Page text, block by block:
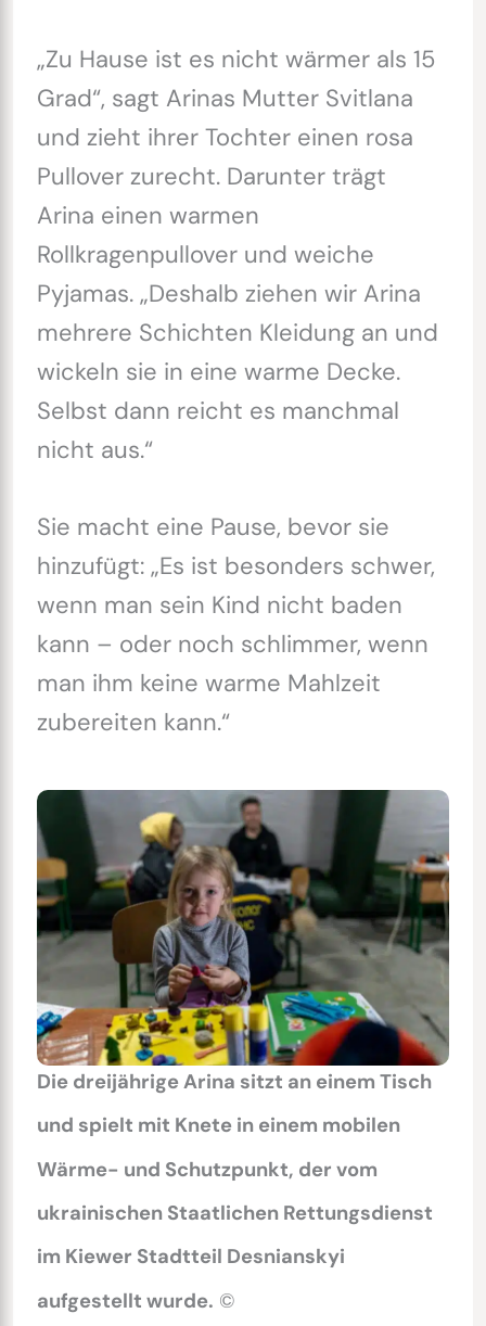
„Zu Hause ist es nicht wärmer als 15
Grad“, sagt Arinas Mutter Svitlana
und zieht ihrer Tochter einen rosa
Pullover zurecht. Darunter trägt
Arina einen warmen
Rollkragenpullover und weiche
Pyjamas. „Deshalb ziehen wir Arina
mehrere Schichten Kleidung an und
wickeln sie in eine warme Decke.
Selbst dann reicht es manchmal
nicht aus.“
Sie macht eine Pause, bevor sie
hinzufügt: „Es ist besonders schwer,
wenn man sein Kind nicht baden
kann – oder noch schlimmer, wenn
man ihm keine warme Mahlzeit
zubereiten kann.“
Die dreijährige Arina sitzt an einem Tisch
und spielt mit Knete in einem mobilen
Wärme- und Schutzpunkt, der vom
ukrainischen Staatlichen Rettungsdienst
im Kiewer Stadtteil Desnianskyi
aufgestellt wurde. ©